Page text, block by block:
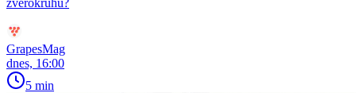
GrapesMag
dnes, 16:00
5 min